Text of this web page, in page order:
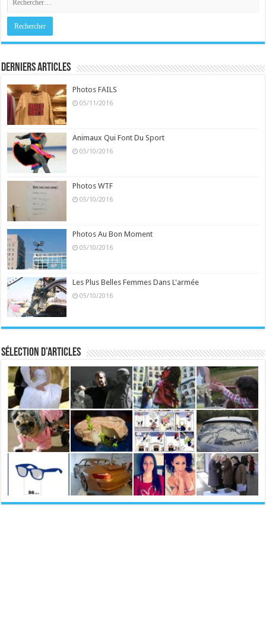
Derniers Articles
Photos FAILS
05/11/2016
Animaux Qui Font Du Sport
05/10/2016
Photos WTF
05/10/2016
Photos Au Bon Moment
05/10/2016
Les Plus Belles Femmes Dans L'armée
05/10/2016
Sélection d’articles